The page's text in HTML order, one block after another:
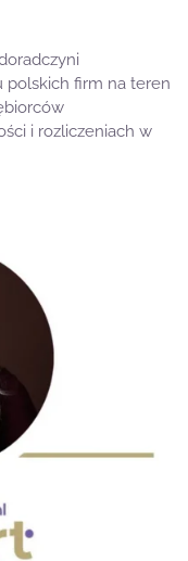
polskich firm na teren
i rozliczeniach w